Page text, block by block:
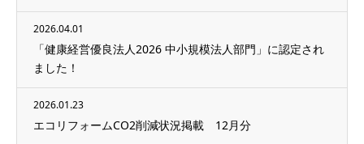
2026.04.01
「健康経営優良法人2026 中小規模法人部門」に認定され
ました！
2026.01.23
エコリフォームCO2削減状況掲載 12月分